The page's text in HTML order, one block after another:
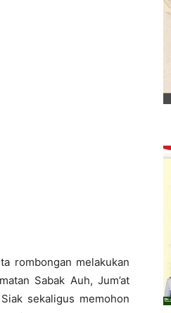
rombongan melakukan
Sabak Auh, Jum’at
sekaligus memohon